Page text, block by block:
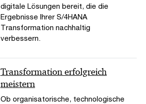
digitale Lösungen bereit, die die
Ergebnisse Ihrer S/4HANA
Transformation nachhaltig
verbessern.
Transformation erfolgreich
meistern
Ob organisatorische, technologische